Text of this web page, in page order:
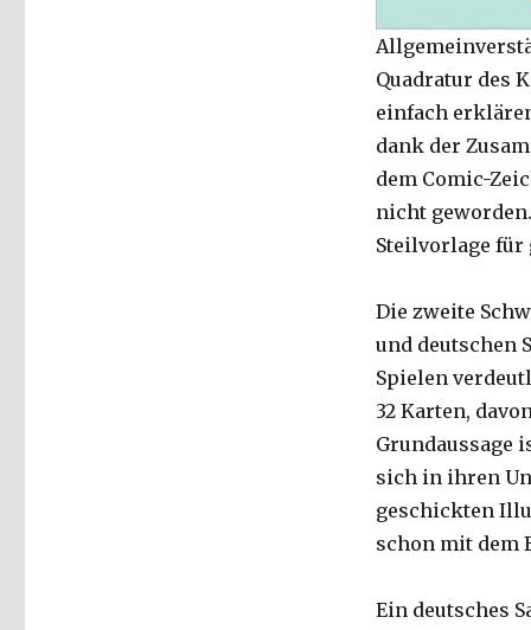
Quadratur des
einfach
dank der
dem Comic-
nicht
Steilvorlage für
Die zweite
und deutschen
Spielen
32 Karten,
Grundaussage
sich in ihren
geschickten
schon mit dem
Ein deutsches